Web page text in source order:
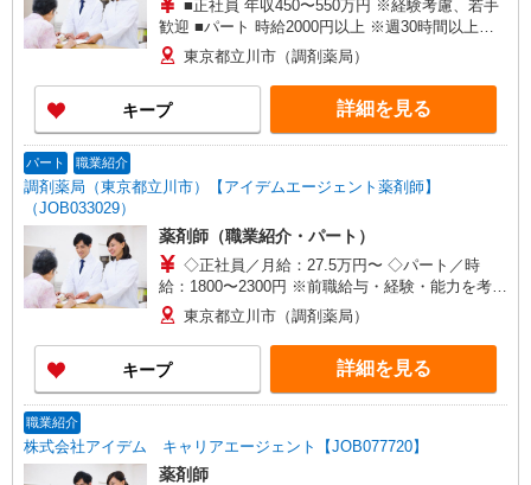
■正社員 年収450〜550万円 ※経験考慮、若手
歓迎 ■パート 時給2000円以上 ※週30時間以上、
ラスト迄出来る40代半ば迄の方（平日のみは不
可）
東京都立川市（調剤薬局）
キープ 詳細を見る
パート 職業紹介
調剤薬局（東京都立川市）【アイデムエージェント薬剤師】
（JOB033029）
薬剤師（職業紹介・パート）
◇正社員／月給：27.5万円〜 ◇パート／時
給：1800〜2300円 ※前職給与・経験・能力を考慮
し決定します。
東京都立川市（調剤薬局）
キープ 詳細を見る
職業紹介
株式会社アイデム キャリアエージェント【JOB077720】
薬剤師